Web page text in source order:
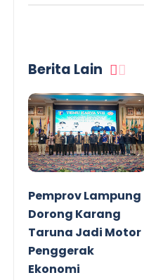
Berita Lain
Pemprov Lampung
Dorong Karang
Taruna Jadi Motor
Penggerak
Ekonomi